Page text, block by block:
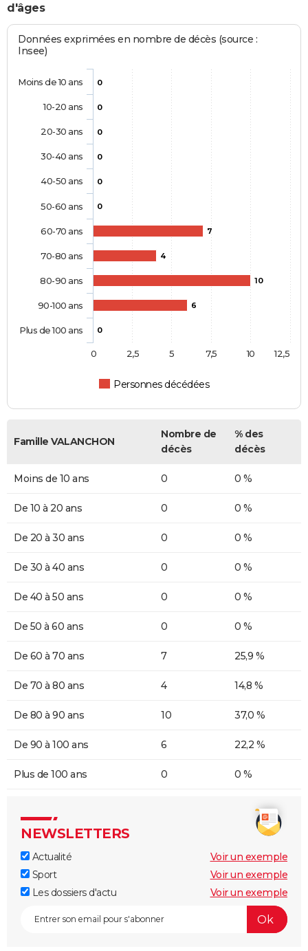
d'âges
Données exprimées en nombre de décès (source :
Insee)
0
0
0
0
0
0
7
4
10
6
0
Personnes décédées
Moins de 10 ans
10-20 ans
20-30 ans
30-40 ans
40-50 ans
50-60 ans
60-70 ans
70-80 ans
80-90 ans
90-100 ans
Plus de 100 ans
0 10
2,5 5 7,5 12,5
Famille VALANCHON
Nombre de
décès
% des
décès
Moins de 10 ans 0 0 %
De 10 à 20 ans 0 0 %
De 20 à 30 ans 0 0 %
De 30 à 40 ans 0 0 %
De 40 à 50 ans 0 0 %
De 50 à 60 ans 0 0 %
De 60 à 70 ans 7 25,9 %
De 70 à 80 ans 4 14,8 %
De 80 à 90 ans 10 37,0 %
De 90 à 100 ans 6 22,2 %
Plus de 100 ans 0 0 %
NEWSLETTERS
Actualité
Voir un exemple
Sport
Voir un exemple
Les dossiers d'actu
Voir un exemple